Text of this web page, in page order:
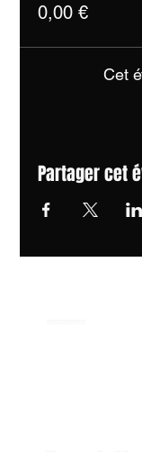
0,00 €
Cet
Partager cet